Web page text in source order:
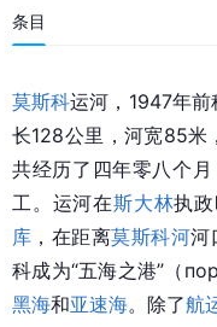
条目
莫斯科运河，1947年前
长128公里，河宽85米
共经历了四年零八个
工。运河在斯大林执
库 ，在距离莫斯科河河
科成为“五海之港”（
黑海和亚速海。除了航